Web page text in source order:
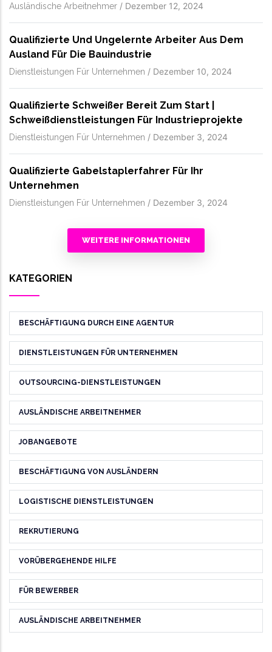
Ausländische Arbeitnehmer / Dezember 12, 2024
Qualifizierte Und Ungelernte Arbeiter Aus Dem
Ausland Für Die Bauindustrie
Dienstleistungen Für Unternehmen / Dezember 10, 2024
Qualifizierte Schweißer Bereit Zum Start |
Schweißdienstleistungen Für Industrieprojekte
Dienstleistungen Für Unternehmen / Dezember 3, 2024
Qualifizierte Gabelstaplerfahrer Für Ihr
Unternehmen
Dienstleistungen Für Unternehmen / Dezember 3, 2024
WEITERE INFORMATIONEN
KATEGORIEN
BESCHÄFTIGUNG DURCH EINE AGENTUR
DIENSTLEISTUNGEN FÜR UNTERNEHMEN
OUTSOURCING-DIENSTLEISTUNGEN
AUSLÄNDISCHE ARBEITNEHMER
JOBANGEBOTE
BESCHÄFTIGUNG VON AUSLÄNDERN
LOGISTISCHE DIENSTLEISTUNGEN
REKRUTIERUNG
VORÜBERGEHENDE HILFE
FÜR BEWERBER
AUSLÄNDISCHE ARBEITNEHMER